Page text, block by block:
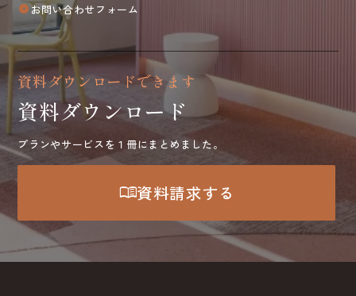
arrow_circle_rightお問い合わせフォーム
資料ダウンロードできます
資料ダウンロード
プランやサービスを１冊にまとめました。
menu_book資料請求する